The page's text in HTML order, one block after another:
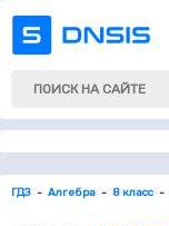
ГДЗ Алгебра 8 класс